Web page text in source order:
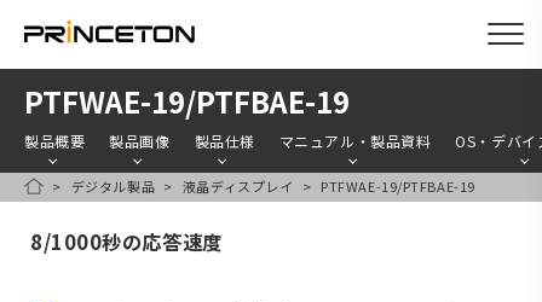
PTFWAE-19/PTFBAE-19
製品概要 製品画像 製品仕様 マニュアル・製品資料 OS・デバイ
HOMEデジタル製品 液晶ディスプレイ PTFWAE-19/PTFBAE-19
8/1000秒の応答速度